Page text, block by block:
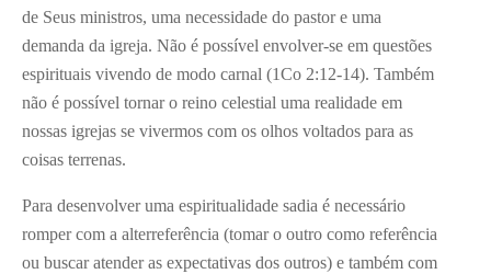
de Seus ministros, uma necessidade do pastor e uma
demanda da igreja. Não é possível envolver-se em questões
espirituais vivendo de modo carnal (1Co 2:12-14). Também
não é possível tornar o reino celestial uma realidade em
nossas igrejas se vivermos com os olhos voltados para as
coisas terrenas.
Para desenvolver uma espiritualidade sadia é necessário
romper com a alterreferência (tomar o outro como referência
ou buscar atender as expectativas dos outros) e também com